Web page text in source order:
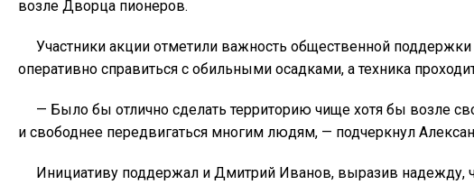
возле Дворца пионеров.
Участники акции отметили важность общественной
оперативно справиться с обильными осадками, а техника
— Было бы отлично сделать территорию чище хотя бы возле
и свободнее передвигаться многим людям, — подчеркнул
Инициативу поддержал и Дмитрий Иванов, выразив надежду,